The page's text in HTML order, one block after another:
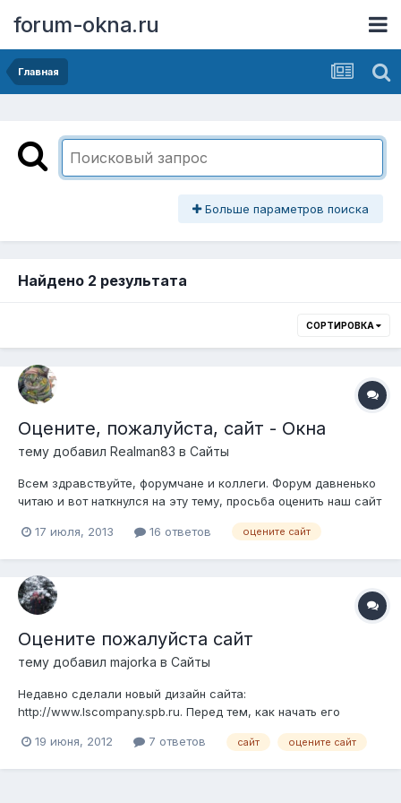
forum-okna.ru
Главная
Больше параметров поиска
Найдено 2 результата
СОРТИРОВКА
Оцените, пожалуйста, сайт - Окна
тему добавил Realman83 в Сайты
Всем здравствуйте, форумчане и коллеги. Форум давненько
читаю и вот наткнулся на эту тему, просьба оценить наш сайт
по многим аспектам, просьба оценить и покритиковать. Всем,
17 июля, 2013 16 ответов оцените сайт
Оцените пожалуйста сайт
тему добавил majorka в Сайты
Недавно сделали новый дизайн сайта:
http://www.lscompany.spb.ru. Перед тем, как начать его
юзабилити. Буду благодарна каждому мнению
19 июня, 2012 7 ответов сайт оцените сайт